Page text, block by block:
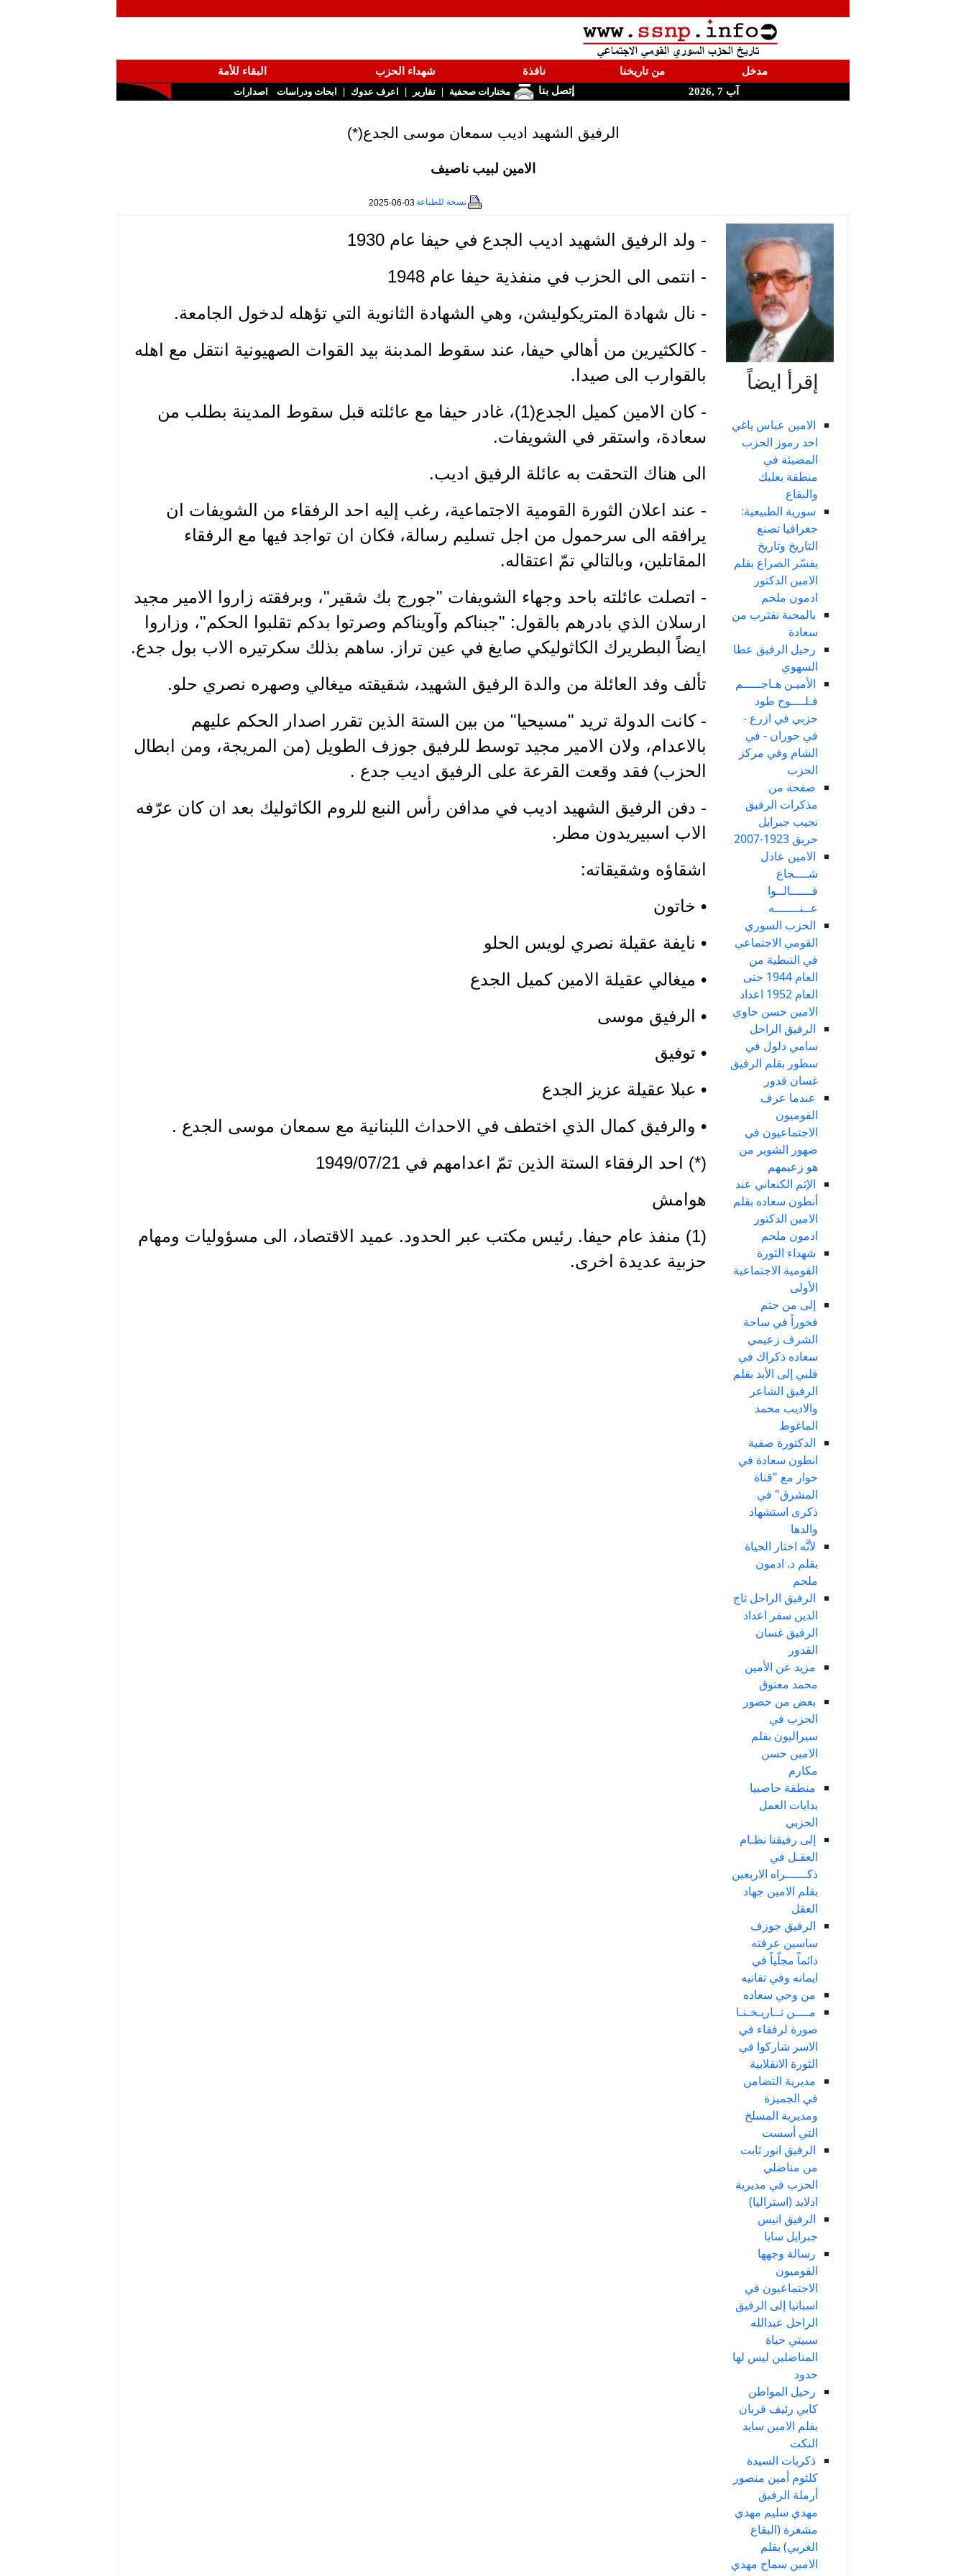
مدخل من تاريخنا نافذة شهداء الحزب
البقاء للأمة
آب 7 ,2026
إتصل بنا مختارات صحفية | تقارير | اعرف عدوك | ابحاث ودراسات اصدارات
الرفيق الشهيد اديب سمعان موسى الجدع(*)
الامين لبيب ناصيف
نسخة للطباعة2025-06-03
إقرأ ايضاً
الامين عباس ياغي
احد رموز الحزب
المضيئة في
منطقة بعلبك
والبقاع
سورية الطبيعية:
جغرافيا تصنع
التاريخ وتاريخ
يفسّر الصراع بقلم
الامين الدكتور
ادمون ملحم
بالمحبة نقترب من
سعادة
رحيل الرفيق عطا
السهوي
الأميـن هـاجـــــم
فـلــــوح طود
حزبي في ازرع -
في حوران - في
الشام وفي مركز
الحزب
صفحة من
مذكرات الرفيق
نجيب جبرايل
حريق 1923-2007
الامين عادل
شــــجاع
قــــــالــوا
عــنـــــــه
الحزب السوري
القومي الاجتماعي
في النبطية من
العام 1944 حتى
العام 1952 اعداد
الامين حسن حاوي
الرفيق الراحل
سامي دلول في
سطور بقلم الرفيق
غسان قدور
عندما عرف
القوميون
الاجتماعيون في
ضهور الشوير من
هو زعيمهم
الإثم الكنعاني عند
أنطون سعاده بقلم
الامين الدكتور
ادمون ملحم
شهداء الثورة
القومية الاجتماعية
الأولى
إلى من جثم
فخوراً في ساحة
الشرف زعيمي
سعاده ذكراك في
قلبي إلى الأبد بقلم
الرفيق الشاعر
والاديب محمد
الماغوط
الدكتورة صفية
انطون سعادة في
حوار مع "قناة
المشرق" في
ذكرى استشهاد
والدها
لأنَّه اختار الحياة
بقلم د. ادمون
ملحم
الرفيق الراحل تاج
الدين سفر اعداد
الرفيق غسان
القدور
مزيد عن الأمين
محمد معتوق
بعض من حضور
الحزب في
سيراليون بقلم
الامين حسن
مكارم
منطقة حاصبيا
بدايات العمل
الحزبي
إلى رفيقنا نظـام
العقـل في
ذكــــــراه الاربعين
بقلم الامين جهاد
العقل
الرفيق جوزف
ساسين عرفته
دائماً مجلّياً في
ايمانه وفي تفانيه
من وحي سعاده
مــــن تــاريـخـنـا
صورة لرفقاء في
الاسر شاركوا في
الثورة الانقلابية
مديرية التضامن
في الجميزة
ومديرية المسلخ
التي أسست
الرفيق انور ثابت
من مناضلي
الحزب في مديرية
ادلايد (استراليا)
الرفيق انيس
جبرايل سابا
رسالة وجهها
القوميون
الاجتماعيون في
اسبانيا إلى الرفيق
الراحل عبدالله
سبيتي حياة
المناضلين ليس لها
حدود
رحيل المواطن
كابي رئيف قربان
بقلم الامين سايد
النكت
ذكريات السيدة
كلثوم أمين منصور
أرملة الرفيق
مهدي سليم مهدي
مشغرة (البقاع
الغربي) بقلم
الامين سماح مهدي
- ولد الرفيق الشهيد اديب الجدع في حيفا عام 1930
- انتمى الى الحزب في منفذية حيفا عام 1948
- نال شهادة المتريكوليشن، وهي الشهادة الثانوية التي تؤهله لدخول الجامعة.
- كالكثيرين من أهالي حيفا، عند سقوط المدبنة بيد القوات الصهيونية انتقل مع اهله
بالقوارب الى صيدا.
- كان الامين كميل الجدع(1)، غادر حيفا مع عائلته قبل سقوط المدينة بطلب من
سعادة، واستقر في الشويفات.
الى هناك التحقت به عائلة الرفيق اديب.
- عند اعلان الثورة القومية الاجتماعية، رغب إليه احد الرفقاء من الشويفات ان
يرافقه الى سرحمول من اجل تسليم رسالة، فكان ان تواجد فيها مع الرفقاء
المقاتلين، وبالتالي تمّ اعتقاله.
- اتصلت عائلته باحد وجهاء الشويفات "جورج بك شقير"، وبرفقته زاروا الامير مجيد
ارسلان الذي بادرهم بالقول: "جبناكم وآويناكم وصرتوا بدكم تقلبوا الحكم"، وزاروا
ايضاً البطريرك الكاثوليكي صايغ في عين تراز. ساهم بذلك سكرتيره الاب بول جدع.
تألف وفد العائلة من والدة الرفيق الشهيد، شقيقته ميغالي وصهره نصري حلو.
- كانت الدولة تريد "مسيحيا" من بين الستة الذين تقرر اصدار الحكم عليهم
بالاعدام، ولان الامير مجيد توسط للرفيق جوزف الطويل (من المريجة، ومن ابطال
الحزب) فقد وقعت القرعة على الرفيق اديب جدع .
- دفن الرفيق الشهيد اديب في مدافن رأس النبع للروم الكاثوليك بعد ان كان عرّفه
الاب اسبيريدون مطر.
اشقاؤه وشقيقاته:
• خاتون
• نايفة عقيلة نصري لويس الحلو
• ميغالي عقيلة الامين كميل الجدع
• الرفيق موسى
• توفيق
• عبلا عقيلة عزيز الجدع
• والرفيق كمال الذي اختطف في الاحداث اللبنانية مع سمعان موسى الجدع .
(*) احد الرفقاء الستة الذين تمّ اعدامهم في 1949/07/21
هوامش
(1) منفذ عام حيفا. رئيس مكتب عبر الحدود. عميد الاقتصاد، الى مسؤوليات ومهام
حزبية عديدة اخرى.